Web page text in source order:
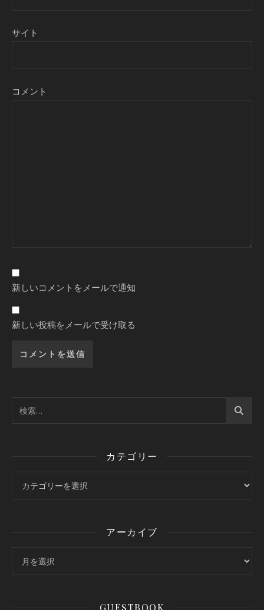
サイト
コメント
新しいコメントをメールで通知
新しい投稿をメールで受け取る
カテゴリー
アーカイブ
GUESTBOOK